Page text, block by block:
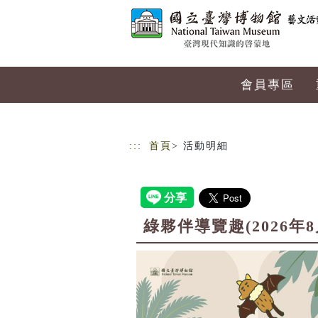
會員專區
::: 首頁 > 活動明細
綠夥伴導覽趣(2026年